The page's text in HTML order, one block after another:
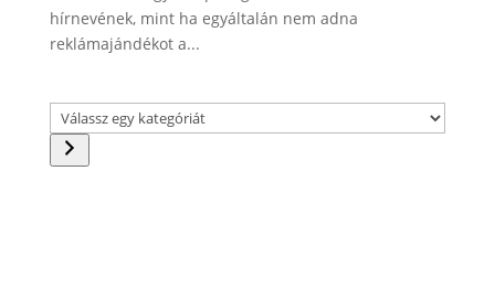
hírnevének, mint ha egyáltalán nem adna
reklámajándékot a...
Válassz
egy
kategóriát